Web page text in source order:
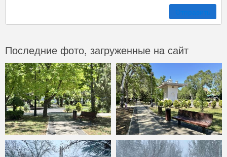
Отправить
Последние фото, загруженные на сайт